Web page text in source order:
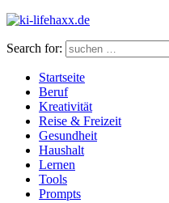
Search for:
Startseite
Beruf
Kreativität
Reise & Freizeit
Gesundheit
Haushalt
Lernen
Tools
Prompts